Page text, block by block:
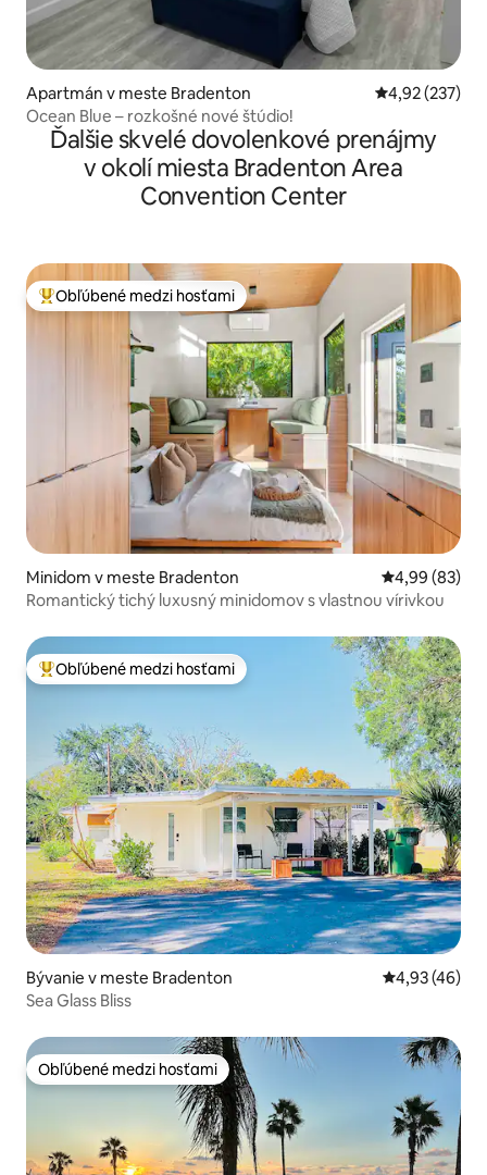
Apartmán v meste Bradenton Priemerné
4,92 (237)
Ocean Blue – rozkošné nové štúdio!
Ďalšie skvelé dovolenkové prenájmy
v okolí miesta Bradenton Area
Convention Center
Najobľúbenejšie medzi hosťami
Obľúbené medzi hosťami
Minidom v meste Bradenton Priemerné
4,99 (83)
Romantický tichý luxusný minidomov s vlastnou vírivkou
Najobľúbenejšie medzi hosťami
Obľúbené medzi hosťami
Bývanie v meste Bradenton Priemerné
4,93 (46)
Sea Glass Bliss
Obľúbené medzi hosťami
Obľúbené medzi hosťami